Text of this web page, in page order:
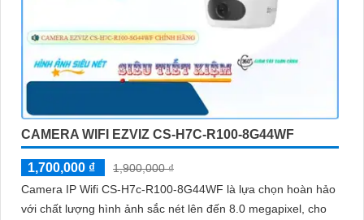
CAMERA WIFI EZVIZ CS-H7C-R100-8G44WF
1,700,000 ₫
1,900,000 ₫
Camera IP Wifi CS-H7c-R100-8G44WF là lựa chọn hoàn hảo
với chất lượng hình ảnh sắc nét lên đến 8.0 megapixel, cho